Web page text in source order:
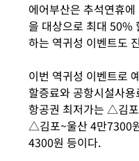
에어부산은 추석연휴
을 대상으로 최대 50%
하는 역귀성 이벤트도
이번 역귀성 이벤트로
할증료와 공항시설사
항공권 최저가는 △김
△김포~울산 4만7300
4300원 등이다.